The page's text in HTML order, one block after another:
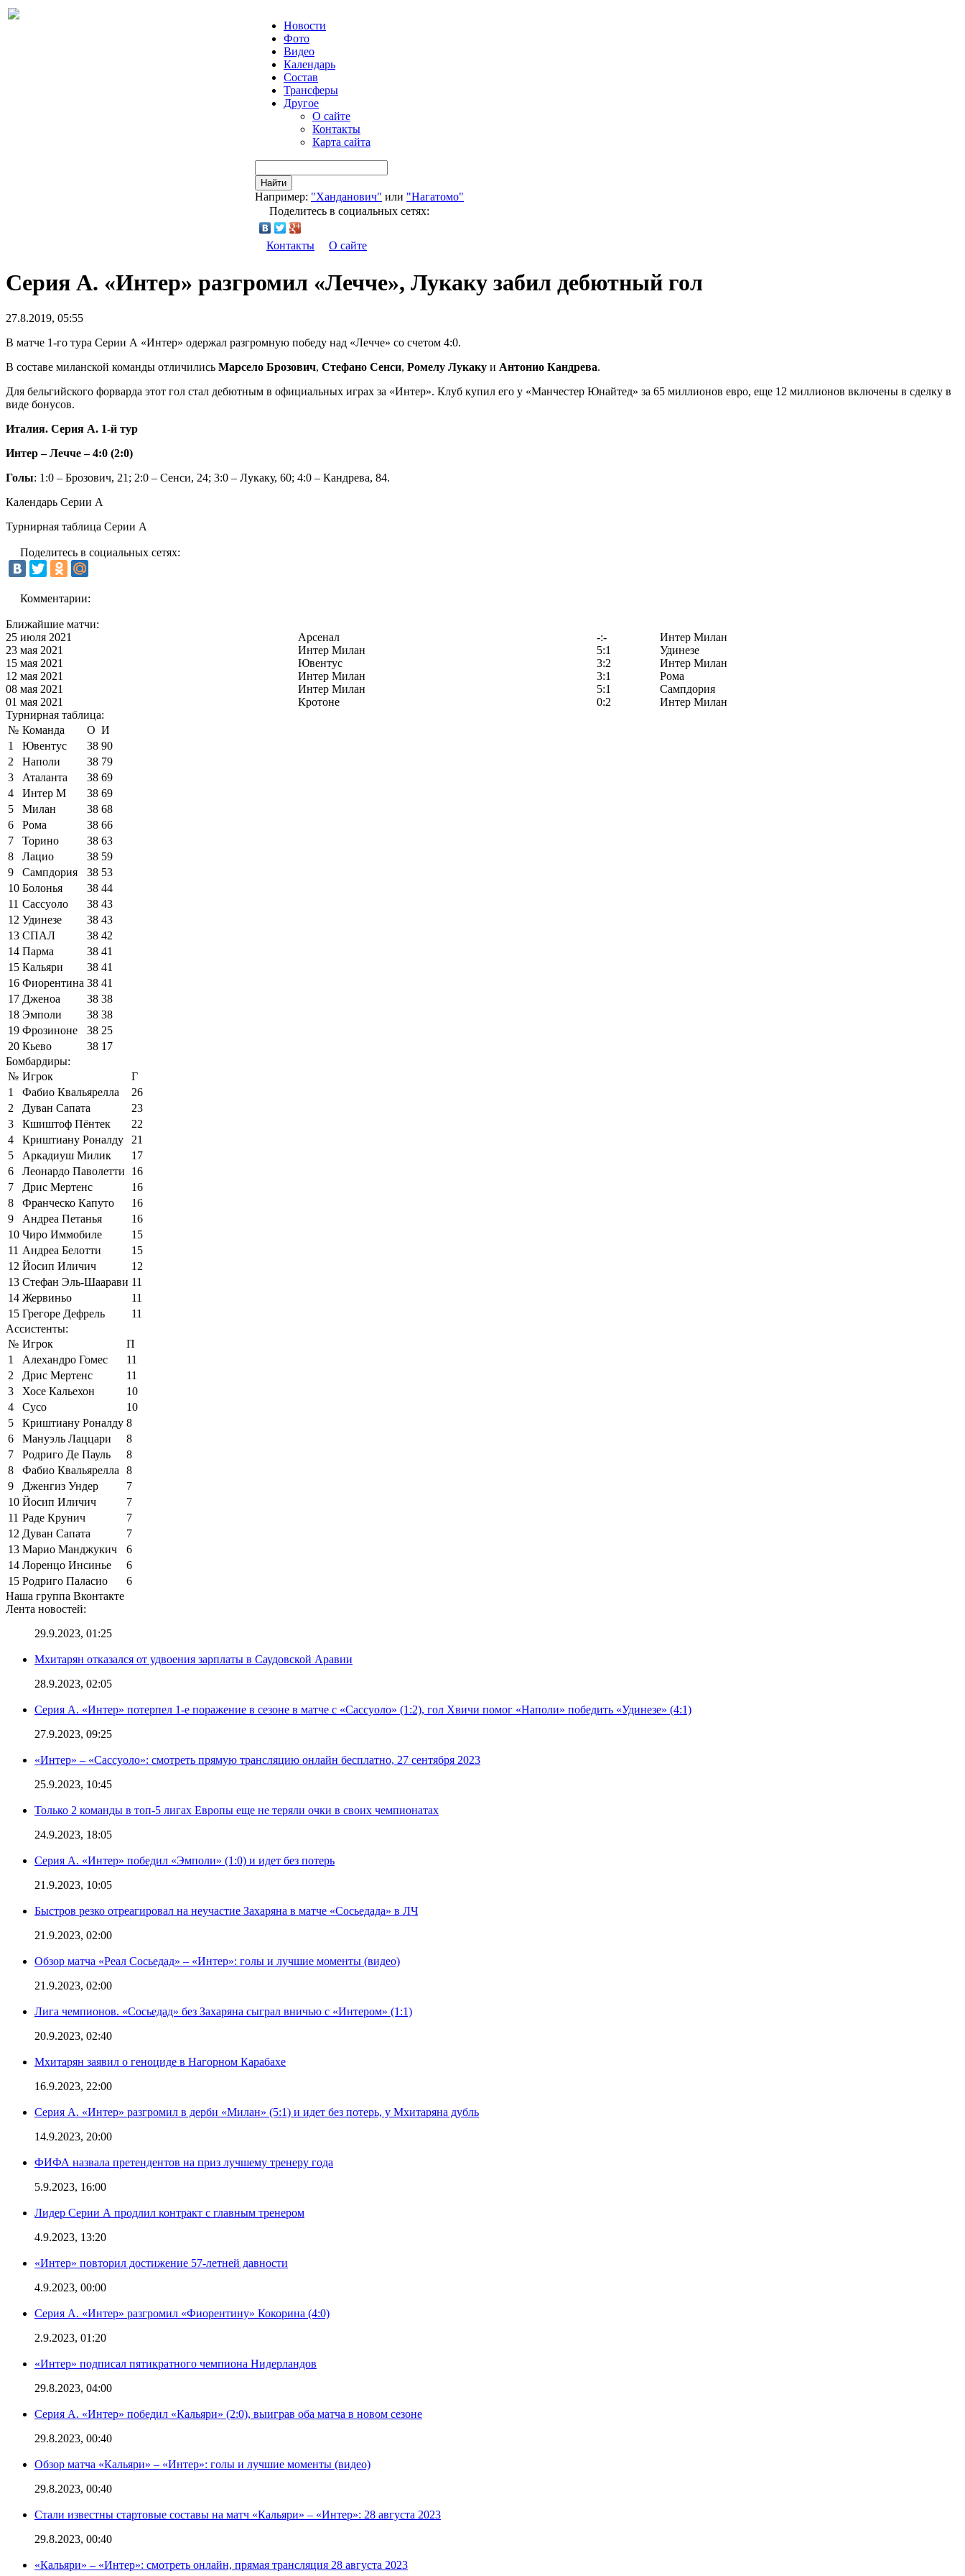
Новости
Фото
Видео
Календарь
Состав
Трансферы
Другое
О сайте
Контакты
Карта сайта
Найти
Например: "Ханданович" или "Нагатомо"
Поделитесь в социальных сетях:
Контакты О сайте
Серия А. «Интер» разгромил «Лечче», Лукаку забил дебютный гол
27.8.2019, 05:55
В матче 1-го тура Серии А «Интер» одержал разгромную победу над «Лечче» со счетом 4:0.
В составе миланской команды отличились Марсело Брозович, Стефано Сенси, Ромелу Лукаку и Антонио Кандрева.
Для бельгийского форварда этот гол стал дебютным в официальных играх за «Интер». Клуб купил его у «Манчестер Юнайтед» за 65 миллионов евро, еще 12 миллионов включены в сделку в
виде бонусов.
Италия. Серия А. 1-й тур
Интер – Лечче – 4:0 (2:0)
Голы: 1:0 – Брозович, 21; 2:0 – Сенси, 24; 3:0 – Лукаку, 60; 4:0 – Кандрева, 84.
Календарь Серии А
Турнирная таблица Серии А
Поделитесь в социальных сетях:
Комментарии:
Ближайшие матчи:
25 июля 2021
Арсенал -:-
Интер Милан
23 мая 2021
Интер Милан 5:1
Удинезе
15 мая 2021
Ювентус 3:2
Интер Милан
12 мая 2021
Интер Милан 3:1
Рома
08 мая 2021
Интер Милан 5:1
Сампдория
01 мая 2021
Кротоне 0:2
Интер Милан
Турнирная таблица:
№ Команда О И
1
Ювентус 38 90
2
Наполи 38 79
3
Аталанта 38 69
4
Интер М 38 69
5
Милан 38 68
6
Рома 38 66
7
Торино 38 63
8
Лацио 38 59
9
Сампдория 38 53
10 Болонья 38 44
11 Сассуоло 38 43
12 Удинезе 38 43
13 СПАЛ 38 42
14 Парма 38 41
15 Кальяри 38 41
16 Фиорентина 38 41
17 Дженоа 38 38
18 Эмполи 38 38
19 Фрозиноне 38 25
20 Кьево 38 17
Бомбардиры:
№ Игрок
Г
1
Фабио Квальярелла
26
2
Дуван Сапата
23
3
Кшиштоф Пёнтек
22
4
Криштиану Роналду
21
5
Аркадиуш Милик
17
6
Леонардо Паволетти
16
7
Дрис Мертенс
16
8
Франческо Капуто
16
9
Андреа Петанья
16
10 Чиро Иммобиле
15
11 Андреа Белотти
15
12 Йосип Иличич
12
13 Стефан Эль-Шаарави 11
14 Жервиньо
11
15 Грегоре Дефрель
11
Ассистенты:
№ Игрок
П
1
Алехандро Гомес
11
2
Дрис Мертенс
11
3
Хосе Кальехон
10
4
Сусо
10
5
Криштиану Роналду 8
6
Мануэль Лаццари
8
7
Родриго Де Пауль
8
8
Фабио Квальярелла
8
9
Дженгиз Ундер
7
10 Йосип Иличич
7
11 Раде Крунич
7
12 Дуван Сапата
7
13 Марио Манджукич
6
14 Лоренцо Инсинье
6
15 Родриго Паласио
6
Наша группа Вконтакте
Лента новостей:
29.9.2023, 01:25
Мхитарян отказался от удвоения зарплаты в Саудовской Аравии
28.9.2023, 02:05
Серия А. «Интер» потерпел 1-е поражение в сезоне в матче с «Сассуоло» (1:2), гол Хвичи помог «Наполи» победить «Удинезе» (4:1)
27.9.2023, 09:25
«Интер» – «Сассуоло»: смотреть прямую трансляцию онлайн бесплатно, 27 сентября 2023
25.9.2023, 10:45
Только 2 команды в топ-5 лигах Европы еще не теряли очки в своих чемпионатах
24.9.2023, 18:05
Серия А. «Интер» победил «Эмполи» (1:0) и идет без потерь
21.9.2023, 10:05
Быстров резко отреагировал на неучастие Захаряна в матче «Сосьедада» в ЛЧ
21.9.2023, 02:00
Обзор матча «Реал Сосьедад» – «Интер»: голы и лучшие моменты (видео)
21.9.2023, 02:00
Лига чемпионов. «Сосьедад» без Захаряна сыграл вничью с «Интером» (1:1)
20.9.2023, 02:40
Мхитарян заявил о геноциде в Нагорном Карабахе
16.9.2023, 22:00
Серия А. «Интер» разгромил в дерби «Милан» (5:1) и идет без потерь, у Мхитаряна дубль
14.9.2023, 20:00
ФИФА назвала претендентов на приз лучшему тренеру года
5.9.2023, 16:00
Лидер Серии А продлил контракт с главным тренером
4.9.2023, 13:20
«Интер» повторил достижение 57-летней давности
4.9.2023, 00:00
Серия А. «Интер» разгромил «Фиорентину» Кокорина (4:0)
2.9.2023, 01:20
«Интер» подписал пятикратного чемпиона Нидерландов
29.8.2023, 04:00
Серия А. «Интер» победил «Кальяри» (2:0), выиграв оба матча в новом сезоне
29.8.2023, 00:40
Обзор матча «Кальяри» – «Интер»: голы и лучшие моменты (видео)
29.8.2023, 00:40
Стали известны стартовые составы на матч «Кальяри» – «Интер»: 28 августа 2023
29.8.2023, 00:40
«Кальяри» – «Интер»: смотреть онлайн, прямая трансляция 28 августа 2023